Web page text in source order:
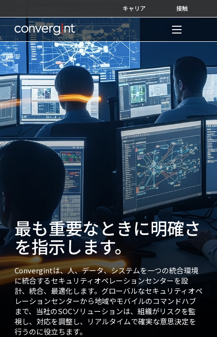
to
content
キャリア 接触
Home
最も重要なときに明確さ
を指示します。
Convergintは、人、データ、システムを一つの統合環境
に統合するセキュリティオペレーションセンターを設
計、統合、最適化します。グローバルなセキュリティオペ
レーションセンターから地域やモバイルのコマンドハブ
まで、当社のSOCソリューションは、組織がリスクを監
視し、対応を調整し、リアルタイムで確実な意思決定を
行うのに役立ちます。